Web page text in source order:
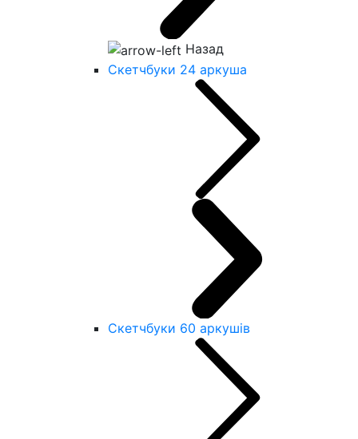
Назад
Скетчбуки 24 аркуша
Скетчбуки 60 аркушів